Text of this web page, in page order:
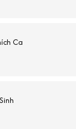
Ca